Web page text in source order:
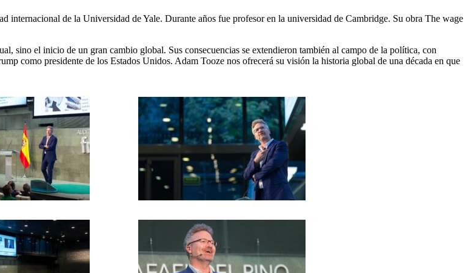
internacional de la Universidad de Yale. Durante años fue profesor en la universidad de Cambridge. Su obra The wage
sino el inicio de un gran cambio global. Sus consecuencias se extendieron también al campo de la política, con
como presidente de los Estados Unidos. Adam Tooze nos ofrecerá su visión la historia global de una década en que